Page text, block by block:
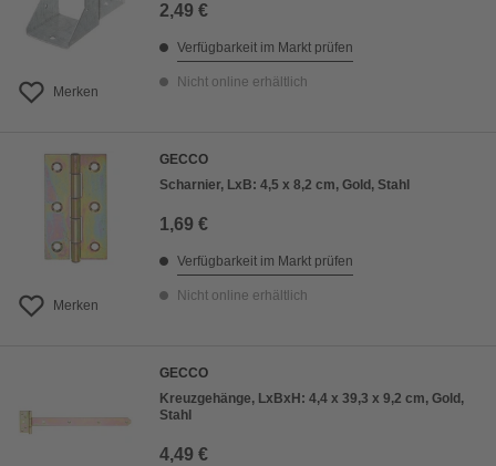
Merken
2,49 €
Verfügbarkeit im Markt prüfen
Nicht online erhältlich
Merken
GECCO
Scharnier, LxB: 4,5 x 8,2 cm, Gold, Stahl
1,69 €
Verfügbarkeit im Markt prüfen
Nicht online erhältlich
GECCO
Kreuzgehänge, LxBxH: 4,4 x 39,3 x 9,2 cm, Gold,
Stahl
4,49 €